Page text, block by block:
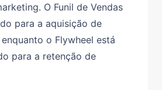
O Funil de Vendas
para a aquisição de
o Flywheel está
para a retenção de